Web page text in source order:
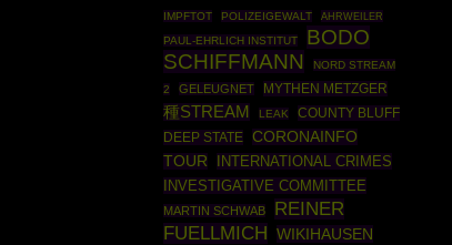
IMPFTOT
POLIZEIGEWALT
AHRWEILER
PAUL-EHRLICH INSTITUT
BODO
SCHIFFMANN
NORD STREAM
2
GELEUGNET MYTHEN METZGER
種STREAM LEAK
COUNTY BLUFF
DEEP STATE
CORONAINFO
TOUR
INTERNATIONAL CRIMES
INVESTIGATIVE COMMITTEE
MARTIN SCHWAB
REINER
FUELLMICH WIKIHAUSEN